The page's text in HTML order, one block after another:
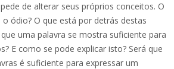
de alterar seus próprios conceitos. O
ódio? O que está por detrás destas
uma palavra se mostra suficiente para
E como se pode explicar isto? Será que
é suficiente para expressar um